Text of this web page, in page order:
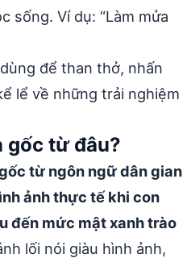
sống. Ví dụ: “Làm mửa
để than thở, nhấn
lể về những trải nghiệm
gốc từ đâu?
từ ngôn ngữ dân gian
ảnh thực tế khi con
đến mức mật xanh trào
lối nói giàu hình ảnh,